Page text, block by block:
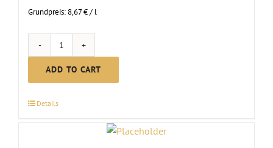
Grundpreis: 8,67€/ l
Riesling
Classic
|
ADD TO CART
Details